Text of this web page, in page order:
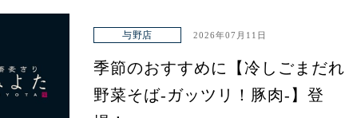
与野店 2026年07月11日
季節のおすすめに【冷しごまだれ
野菜そば-ガッツリ！豚肉-】登